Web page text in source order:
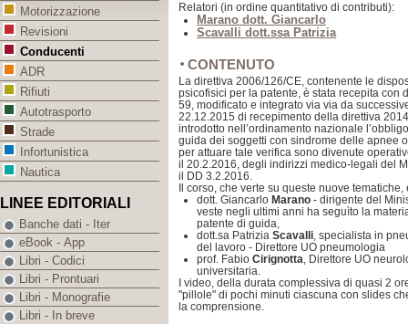
Relatori (in ordine quantitativo di contributi):
Marano dott. Giancarlo
Scavalli dott.ssa Patrizia
CONTENUTO
La direttiva 2006/126/CE, contenente le
psicofisici per la patente, è stata recepita con
59, modificato e integrato via via da
22.12.2015 di recepimento della direttiva
introdotto nell’ordinamento nazionale
guida dei soggetti con sindrome delle apnee
per attuare tale verifica sono divenute
il 20.2.2016, degli indirizzi medico-legali del
il DD 3.2.2016.
Il corso, che verte su queste nuove tematiche,
dott. Giancarlo Marano - dirigente del
veste negli ultimi anni ha seguìto la
patente di guida,
dott.sa Patrizia Scavalli, specialista in
del lavoro - Direttore UO pneumologia
prof. Fabio Cirignotta, Direttore UO
universitaria.
I video, della durata complessiva di quasi 2
"pillole" di pochi minuti ciascuna con slides
la comprensione.
Motorizzazione
Revisioni
Conducenti
ADR
Rifiuti
Autotrasporto
Strade
Infortunistica
Nautica
LINEE EDITORIALI
Banche dati - Iter
eBook - App
Libri - Codici
Libri - Prontuari
Libri - Monografie
Libri - In breve